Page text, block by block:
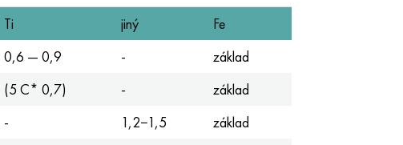
Ti jiný
Fe
0,6 — 0,9 -
základ
(5 C* 0,7) -
základ
- 1,2−1,5
základ